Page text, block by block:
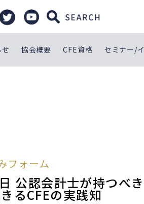
協会概要 CFE資格 セミナー/
フォーム
公認会計士が持つべ
るCFEの実践知